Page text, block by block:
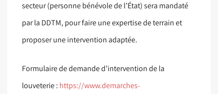
secteur (personne bénévole de l’État) sera mandaté
par la DDTM, pour faire une expertise de terrain et
proposer une intervention adaptée.
Formulaire de demande d’intervention de la
louveterie : https://www.demarches-